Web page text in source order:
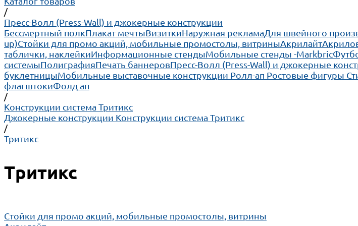
/
Пресс-Волл (Press-Wall) и джокерные конструкции
Бессмертный полкПлакат мечтыВизиткиНаружная рекламаДля швейного
up)Cтойки для промо акций, мобильные промостолы, витриныАкрилайт
таблички, наклейкиИнформационные стендыМобильные стенды -Markbric
системыПолиграфияПечать баннеровПресс-Волл (Press-Wall) и джокерные
буклетницыМобильные выставочные конструкции Ролл-ап Ростовые фигуры
флагштокиФолд ап
/
Конструкции система Тритикс
Джокерные конструкции Конструкции система Тритикс
/
Тритикс
Тритикс
Cтойки для промо акций, мобильные промостолы, витрины